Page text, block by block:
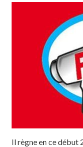
Il règne en ce début